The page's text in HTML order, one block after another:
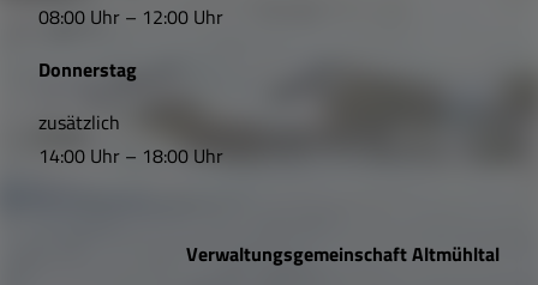
n
k
s
08:00 Uhr – 12:00 Uhr
Donnerstag
zusätzlich
14:00 Uhr – 18:00 Uhr
Verwaltungsgemeinschaft Altmühltal